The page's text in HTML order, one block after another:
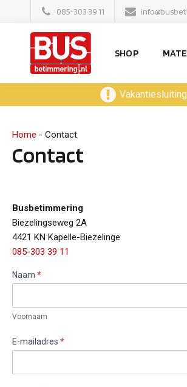
085-303 39 11
SHOP
Home - Contact
Contact
Busbetimmering
Biezelingseweg 2A
4421 KN Kapelle-Biezelinge
085-303 39 11
Contact
Naam *
Voornaam
E-mailadres *